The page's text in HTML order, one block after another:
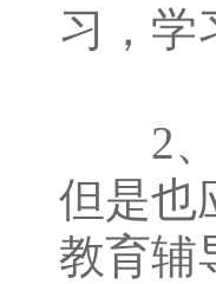
习，学
2、
但是也
教育辅